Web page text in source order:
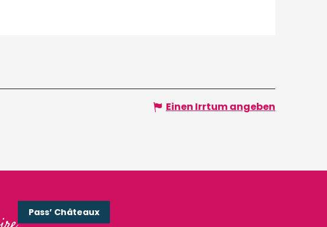
Einen Irrtum angeben
Pass’ Châteaux